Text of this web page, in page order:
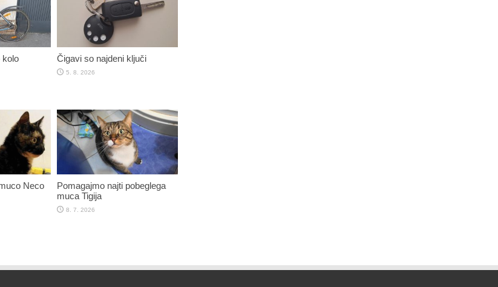
kolo
Čigavi so najdeni ključi
5. 8. 2026
Neco
Pomagajmo najti pobeglega
muca Tigija
8. 7. 2026